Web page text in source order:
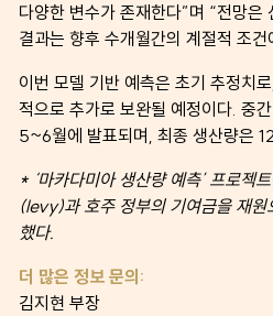
다양한 변수가 존재한다”며 “전망은
결과는 향후 수개월간의 계절적 조건
이번 모델 기반 예측은 초기 추정치
적으로 추가로 보완될 예정이다. 중
5~6월에 발표되며, 최종 생산량은
* ‘마카다미아 생산량 예측’ 프로젝
(levy)과 호주 정부의 기여금을 재
했다.
더 많은 정보 문의:
김지현 부장